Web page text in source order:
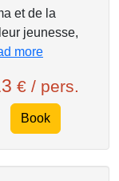
et de la
jeunesse,
more
€ / pers.
Book